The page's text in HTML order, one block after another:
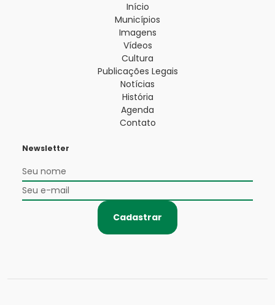
Início
Municípios
Imagens
Vídeos
Cultura
Publicações Legais
Notícias
História
Agenda
Contato
Newsletter
Cadastrar